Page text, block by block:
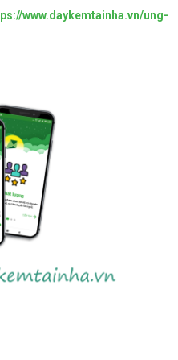
www.daykemtainha.vn/ung-